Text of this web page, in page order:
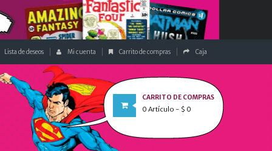
Lista de deseos Mi cuenta Carrito de compras Caja
CARRITO DE COMPRAS
0 Artículo - $ 0